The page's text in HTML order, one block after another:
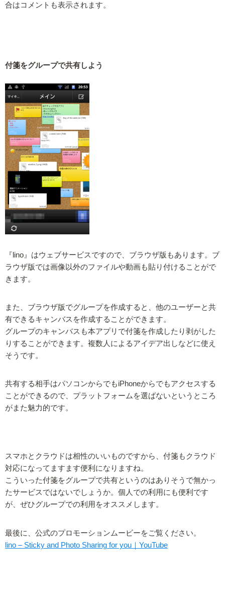
合はコメントも表示されます。
付箋をグループで共有しよう
『lino』はウェブサービスですので、ブラウザ版もあります。ブ
ラウザ版では画像以外のファイルや動画も貼り付けることがで
きます。
また、ブラウザ版でグループを作成すると、他のユーザーと共
有できるキャンバスを作成することができます。
グループのキャンバスも本アプリで付箋を作成したり剥がした
りすることができます。複数人によるアイデア出しなどに使え
そうです。
共有する相手はパソコンからでもiPhoneからでもアクセスする
ことができるので、プラットフォームを選ばないというところ
がまた魅力的です。
スマホとクラウドは相性のいいものですから、付箋もクラウド
対応になってますます便利になりますね。
こういった付箋をグループで共有というのはありそうで無かっ
たサービスではないでしょうか。個人での利用にも便利です
が、ぜひグループでの利用をオススメします。
最後に、公式のプロモーションムービーをご覧ください。
lino – Sticky and Photo Sharing for you｜YouTube